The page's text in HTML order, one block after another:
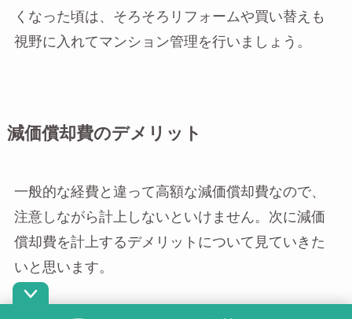
くなった頃は、そろそろリフォームや買い替えも
視野に入れてマンション管理を行いましょう。
減価償却費のデメリット
一般的な経費と違って高額な減価償却費なので、
注意しながら計上しないといけません。次に減価
償却費を計上するデメリットについて見ていきた
いと思います。